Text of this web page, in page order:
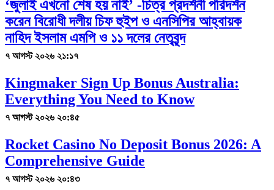
‘জুলাই এখনো শেষ হয় নাই’ -চিত্র প্রদর্শনী পরিদর্শন
করেন বিরোধী দলীয় চিফ হুইপ ও এনসিপির আহ্বায়ক
নাহিদ ইসলাম এমপি ও ১১ দলের নেতৃবৃন্দ
৭ আগস্ট ২০২৬ ২১:১৭
Kingmaker Sign Up Bonus Australia:
Everything You Need to Know
৭ আগস্ট ২০২৬ ২০:৪৫
Rocket Casino No Deposit Bonus 2026: A
Comprehensive Guide
৭ আগস্ট ২০২৬ ২০:৪৩